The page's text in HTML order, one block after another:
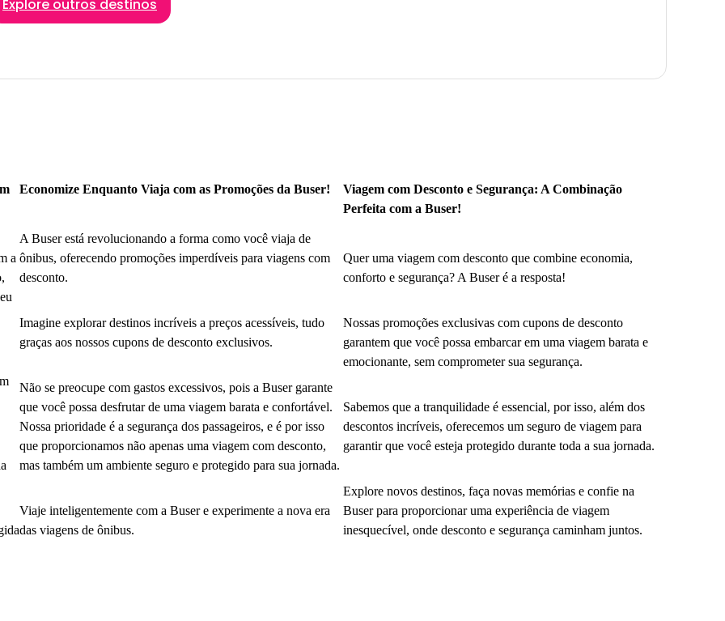
Explore outros destinos
a
Economize Enquanto Viaja com as Promoções da Buser!
A Buser está revolucionando a forma como você viaja de
ônibus, oferecendo promoções imperdíveis para viagens com
desconto.
Imagine explorar destinos incríveis a preços acessíveis, tudo
graças aos nossos cupons de desconto exclusivos.
Não se preocupe com gastos excessivos, pois a Buser garante
que você possa desfrutar de uma viagem barata e confortável.
Nossa prioridade é a segurança dos passageiros, e é por isso
que proporcionamos não apenas uma viagem com desconto,
mas também um ambiente seguro e protegido para sua jornada.
Viaje inteligentemente com a Buser e experimente a nova era
das viagens de ônibus.
Viagem com Desconto e Segurança: A Combinação
Perfeita com a Buser!
Quer uma viagem com desconto que combine economia,
conforto e segurança? A Buser é a resposta!
Nossas promoções exclusivas com cupons de desconto
garantem que você possa embarcar em uma viagem barata e
emocionante, sem comprometer sua segurança.
Sabemos que a tranquilidade é essencial, por isso, além dos
descontos incríveis, oferecemos um seguro de viagem para
garantir que você esteja protegido durante toda a sua jornada.
Explore novos destinos, faça novas memórias e confie na
Buser para proporcionar uma experiência de viagem
inesquecível, onde desconto e segurança caminham juntos.